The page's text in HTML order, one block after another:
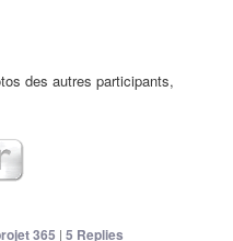
des autres participants,
365 |5 Replies